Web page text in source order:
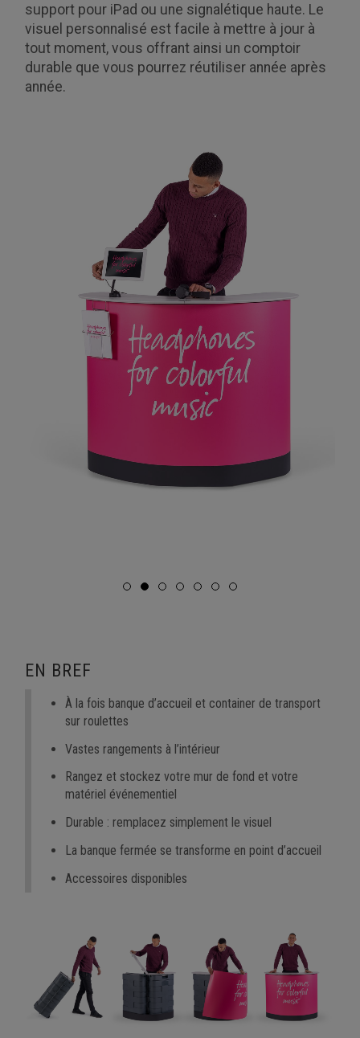
support pour iPad ou une signalétique haute. Le
visuel personnalisé est facile à mettre à jour à
tout moment, vous offrant ainsi un comptoir
durable que vous pourrez réutiliser année après
année.
EN BREF
À la fois banque d’accueil et container de transport
sur roulettes
Vastes rangements à l’intérieur
Rangez et stockez votre mur de fond et votre
matériel événementiel
Durable : remplacez simplement le visuel
La banque fermée se transforme en point d’accueil
Accessoires disponibles